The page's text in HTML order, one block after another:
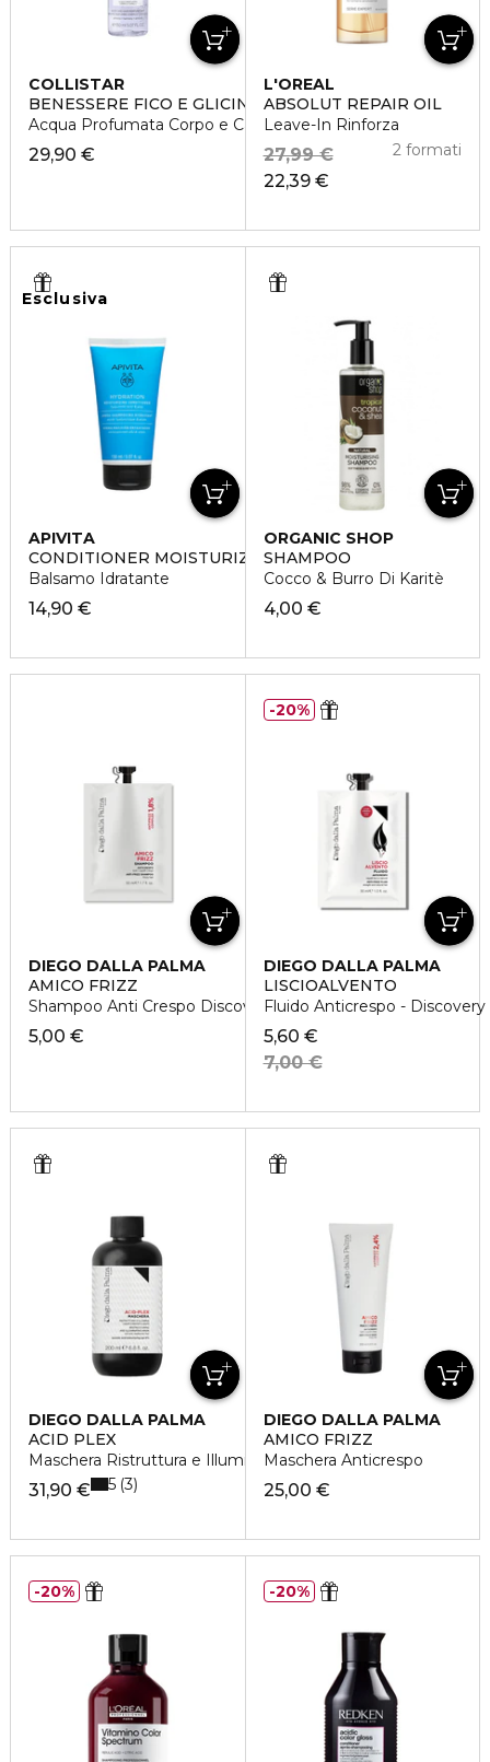
COLLISTAR
BENESSERE FICO E GLICINE
Acqua Profumata Corpo e Capelli
29,90 €
L'OREAL
PROFESSIONNEL
ABSOLUT REPAIR OIL
Leave-In Rinforza
22,39 €
27,99 € 2 formati
Esclusiva
APIVITA
CONDITIONER MOISTURIZING
Balsamo Idratante
14,90 €
ORGANIC SHOP
SHAMPOO
Cocco & Burro Di Karitè
4,00 €
DIEGO DALLA PALMA
AMICO FRIZZ
Shampoo Anti Crespo Discovery
5,00 €
DIEGO DALLA PALMA
LISCIOALVENTO
Fluido Anticrespo - Discovery
5,60 €
7,00 €
20%
DIEGO DALLA PALMA
ACID PLEX
Maschera Ristruttura e Illumina
31,90 € 5 3
DIEGO DALLA PALMA
AMICO FRIZZ
Maschera Anticrespo
25,00 €
20% 20%